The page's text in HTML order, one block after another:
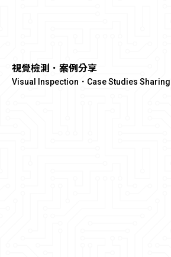
視覺檢測．案例分享
Visual Inspection．Case Studies Sharing